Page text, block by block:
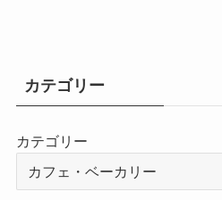
カテゴリー
カテゴリー